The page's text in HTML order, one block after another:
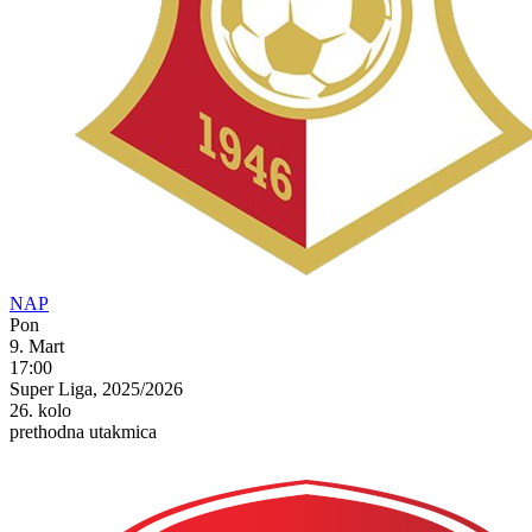
NAP
Pon
9. Mart
17:00
Super Liga, 2025/2026
26. kolo
prethodna utakmica